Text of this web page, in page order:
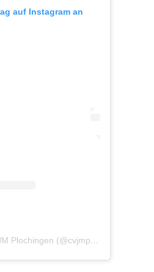
auf Instagram an
Ein Beitrag geteilt von CVJM Plochingen (@cvjmplochingen)